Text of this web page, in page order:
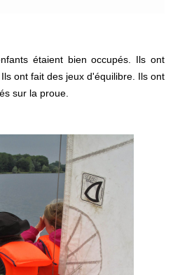
étaient bien occupés. Ils ont
ont fait des jeux d'équilibre. Ils ont
sur la proue.